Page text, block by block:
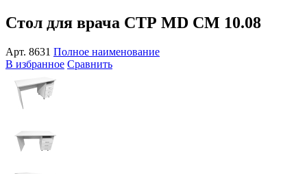
Стол для врача СТР MD CM 10.08
Арт. 8631 Полное наименование
В избранное Сравнить